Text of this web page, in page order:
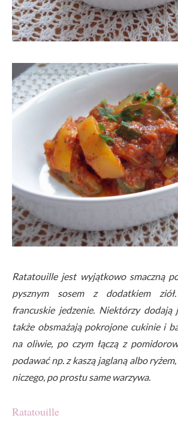
Ratatouille jest wyjątkowo smaczną
pysznym sosem z dodatkiem ziół.
francuskie jedzenie. Niektórzy dodają
także obsmażają pokrojone cukinie i
na oliwie, po czym łączą z
podawać np. z kaszą jaglaną albo
niczego, po prostu same warzywa.
Ratatouille